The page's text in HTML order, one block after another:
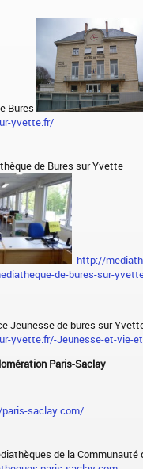
Bures
yvette.fr/
de Bures sur Yvette
http://
de-bures-sur-
Jeunesse de bures sur
yvette.fr/-Jeunesse-et-vie-
Paris-Saclay
saclay.com/
de la Communauté